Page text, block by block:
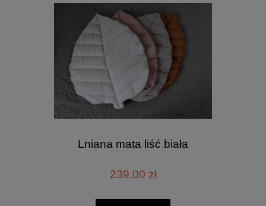
Lniana mata liść biała
239,00 zł